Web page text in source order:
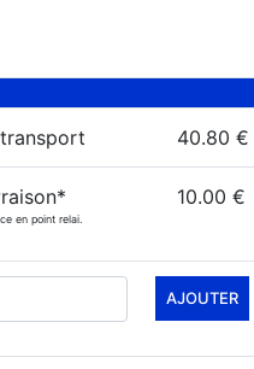
40.80 €
en point relai.
10.00 €
AJOUTER